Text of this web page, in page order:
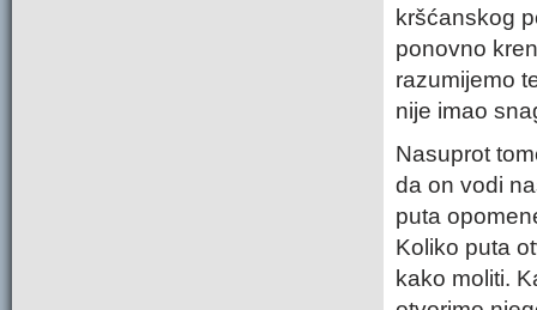
kršćanskog
ponovno
razumijemo
nije imao
Nasuprot
da on vodi
puta
Koliko puta
kako moliti.